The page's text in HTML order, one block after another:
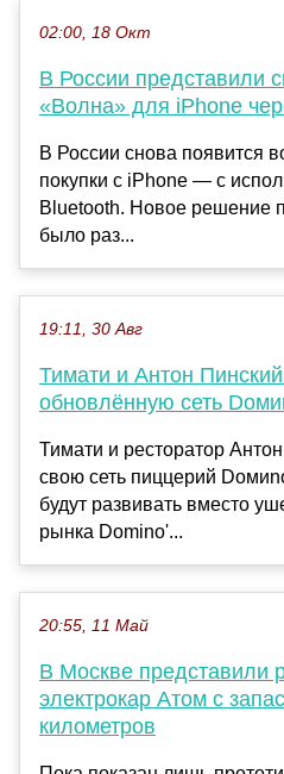
02:00, 18 Окт
В России представили
«Волна» для iPhone
В России снова появится
покупки с iPhone — с
Bluetooth. Новое решение
было раз...
19:11, 30 Авг
Тимати и Антон
обновлённую сеть
Тимати и ресторатор
свою сеть пиццерий
будут развивать вместо
рынка Domino'...
20:55, 11 Май
В Москве представили
электрокар Атом с
километров